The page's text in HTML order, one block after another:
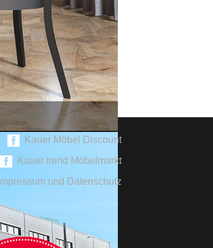
Kauer Möbel Discount
Kauer trend Möbelmarkt
Impressum und Datenschutz